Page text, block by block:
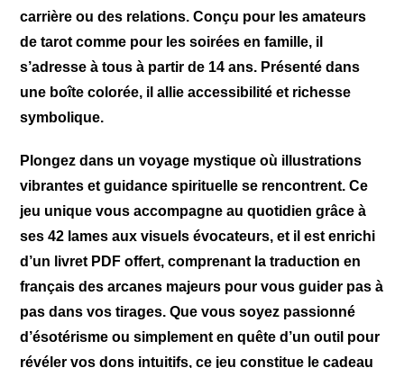
carrière ou des relations. Conçu pour les amateurs
de tarot comme pour les soirées en famille, il
s’adresse à tous à partir de 14 ans. Présenté dans
une boîte colorée, il allie accessibilité et richesse
symbolique.
Plongez dans un voyage mystique où illustrations
vibrantes et guidance spirituelle se rencontrent. Ce
jeu unique vous accompagne au quotidien grâce à
ses 42 lames aux visuels évocateurs, et il est enrichi
d’un livret PDF offert, comprenant la traduction en
français des arcanes majeurs pour vous guider pas à
pas dans vos tirages. Que vous soyez passionné
d’ésotérisme ou simplement en quête d’un outil pour
révéler vos dons intuitifs, ce jeu constitue le cadeau